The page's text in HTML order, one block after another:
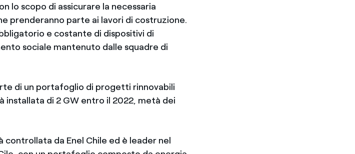
lo scopo di assicurare la necessaria
prenderanno parte ai lavori di costruzione.
e costante di dispositivi di
sociale mantenuto dalle squadre di
di un portafoglio di progetti rinnovabili
installata di 2 GW entro il 2022, metà dei
controllata da Enel Chile ed è leader nel